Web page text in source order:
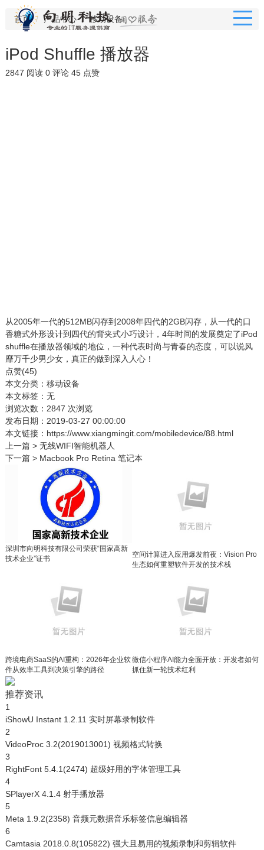
首页 产品中心 移动设备
iPod Shuffle 播放器
2847 阅读 0 评论 45 点赞
从2005年一代的512MB闪存到2008年四代的2GB闪存，从一代的口
香糖式外形设计到四代的背夹式小巧设计，4年时间的发展奠定了iPod
shuffle在播放器领域的地位，一种代表时尚与青春的态度，可以说风
靡万千少男少女，真正的做到深入人心！
点赞(45)
本文分类： 移动设备
本文标签：无
浏览次数： 2847 次浏览
发布日期：2019-03-27 00:00:00
本文链接： https://www.xiangmingit.com/mobiledevice/88.html
上一篇 > 无线WIFI智能机器人
下一篇 > Macbook Pro Retina 笔记本
深圳市向明科技有限公司荣获“国家高新
技术企业”证书
空间计算进入应用爆发前夜：Vision Pro
生态如何重塑软件开发的技术栈
跨境电商SaaS的AI重构：2026年企业软
件从效率工具到决策引擎的路径
微信小程序AI能力全面开放：开发者如何
抓住新一轮技术红利
推荐资讯
1
iShowU Instant 1.2.11 实时屏幕录制软件
2
VideoProc 3.2(2019013001) 视频格式转换
3
RightFont 5.4.1(2474) 超级好用的字体管理工具
4
SPlayerX 4.1.4 射手播放器
5
Meta 1.9.2(2358) 音频元数据音乐标签信息编辑器
6
Camtasia 2018.0.8(105822) 强大且易用的视频录制和剪辑软件